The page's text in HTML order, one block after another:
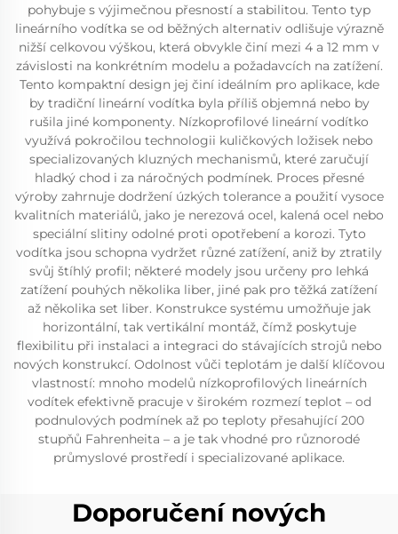
pohybuje s výjimečnou přesností a stabilitou. Tento typ
lineárního vodítka se od běžných alternativ odlišuje výrazně
nižší celkovou výškou, která obvykle činí mezi 4 a 12 mm v
závislosti na konkrétním modelu a požadavcích na zatížení.
Tento kompaktní design jej činí ideálním pro aplikace, kde
by tradiční lineární vodítka byla příliš objemná nebo by
rušila jiné komponenty. Nízkoprofilové lineární vodítko
využívá pokročilou technologii kuličkových ložisek nebo
specializovaných kluzných mechanismů, které zaručují
hladký chod i za náročných podmínek. Proces přesné
výroby zahrnuje dodržení úzkých tolerance a použití vysoce
kvalitních materiálů, jako je nerezová ocel, kalená ocel nebo
speciální slitiny odolné proti opotřebení a korozi. Tyto
vodítka jsou schopna vydržet různé zatížení, aniž by ztratily
svůj štíhlý profil; některé modely jsou určeny pro lehká
zatížení pouhých několika liber, jiné pak pro těžká zatížení
až několika set liber. Konstrukce systému umožňuje jak
horizontální, tak vertikální montáž, čímž poskytuje
flexibilitu při instalaci a integraci do stávajících strojů nebo
nových konstrukcí. Odolnost vůči teplotám je další klíčovou
vlastností: mnoho modelů nízkoprofilových lineárních
vodítek efektivně pracuje v širokém rozmezí teplot – od
podnulových podmínek až po teploty přesahující 200
stupňů Fahrenheita – a je tak vhodné pro různorodé
průmyslové prostředí i specializované aplikace.
Doporučení nových